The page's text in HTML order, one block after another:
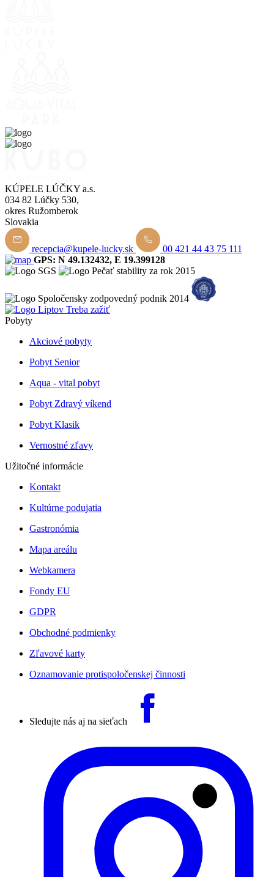
KÚPELE LÚČKY a.s.
034 82 Lúčky 530,
okres Ružomberok
Slovakia
recepcia@kupele-lucky.sk
00 421 44 43 75 111
GPS: N 49.132432, E 19.399128
Pobyty
Akciové pobyty
Pobyt Senior
Aqua - vital pobyt
Pobyt Zdravý víkend
Pobyt Klasik
Vernostné zľavy
Užitočné informácie
Kontakt
Kultúrne podujatia
Gastronómia
Mapa areálu
Webkamera
Fondy EU
GDPR
Obchodné podmienky
Zľavové karty
Oznamovanie protispoločenskej činnosti
Sledujte nás aj na sieťach